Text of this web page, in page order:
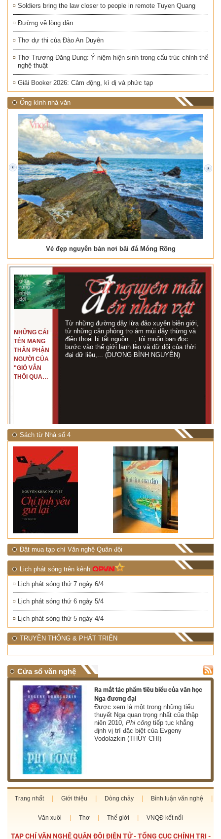
Soldiers bring the law closer to people in remote Tuyen Quang
Đường về lòng dân
Thơ dự thi của Đào An Duyên
Thơ Trương Đăng Dung: Ý niệm hiện sinh trong cấu trúc chỉnh thể
nghệ thuật
Giải Booker 2026: Cảm động, kì dị và phức tạp
Ống kính nhà văn
Vẻ đẹp nguyên bản nơi bãi đá Móng Rồng
prev next
NHỮNG CÁI
TÊN MANG
THÂN PHẬN
NGƯỜI CỦA
"GIÓ VẪN
THỔI QUA
Từ những đường dây lừa đảo xuyên biên giới,
từ những căn phòng trọ ám mùi dây thừng và
điện thoại bị tắt nguồn…, tôi muốn bạn đọc
bước vào thế giới lạnh lẽo và dữ dội của thời
đại dữ liệu,... (DƯƠNG BÌNH NGUYÊN)
Sách từ Nhà số 4
Đặt mua tạp chí Văn nghệ Quân đội
Lịch phát sóng trên kênh
Lịch phát sóng thứ 7 ngày 6/4
Lịch phát sóng thứ 6 ngày 5/4
Lịch phát sóng thứ 5 ngày 4/4
TRUYỀN THÔNG & PHÁT TRIỂN
Cửa sổ văn nghệ
Ra mắt tác phẩm tiêu biểu của văn học
Nga đương đại
Được xem là một trong những tiểu
thuyết Nga quan trọng nhất của thập
niên 2010,Phi công tiếp tục khẳng
định vị trí đặc biệt của Evgeny
Vodolazkin (THÙY CHI)
Trang nhất Giới thiệu Dòng chảy Bình luận văn nghệ
Văn xuôi Thơ Thế giới VNQĐ kết nối
TẠP CHÍ VĂN NGHỆ QUÂN ĐỘI ĐIỆN TỬ - TỔNG CỤC CHÍNH TRỊ -